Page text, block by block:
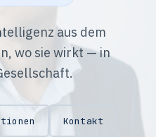
aus dem
wo sie wirkt — in
Kontakt